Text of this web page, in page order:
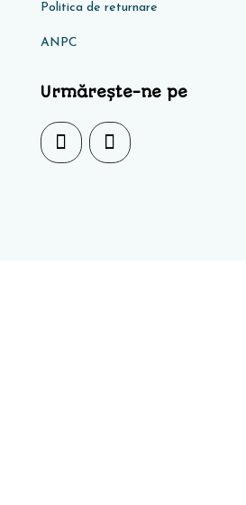
Politica de returnare
ANPC
Urmărește-ne pe